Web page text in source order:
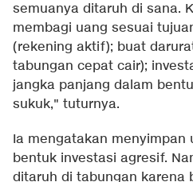
semuanya ditaruh di sana.
membagi uang sesuai
(rekening aktif); buat
tabungan cepat cair);
jangka panjang dalam
sukuk," tuturnya.
Ia mengatakan menyimpan
bentuk investasi agresif.
ditaruh di tabungan karena